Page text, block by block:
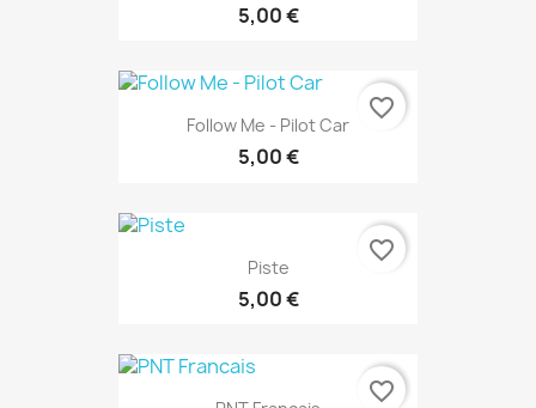
5,00 €
Follow Me - Pilot Car
5,00 €
favorite_border
Piste
5,00 €
favorite_border
favorite_border